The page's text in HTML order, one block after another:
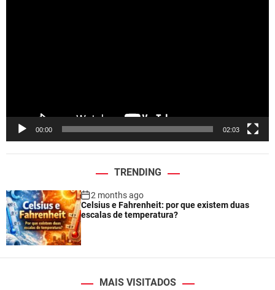
00:00 02:03
TRENDING
2 months ago
Celsius e Fahrenheit: por que existem duas
escalas de temperatura?
MAIS VISITADOS